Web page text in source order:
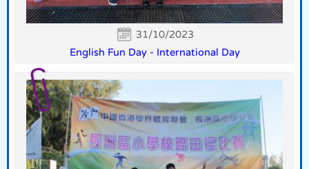
31/10/2023
English Fun Day - International Day